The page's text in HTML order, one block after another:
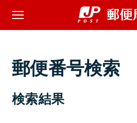
郵便番号検索
検索結果